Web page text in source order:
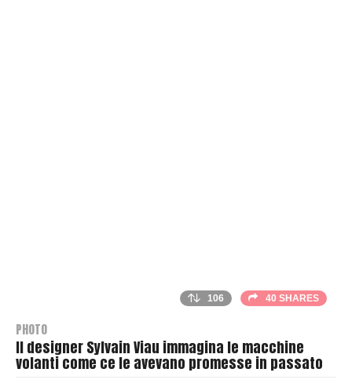
106 40 SHARES
PHOTO
Il designer Sylvain Viau immagina le macchine
volanti come ce le avevano promesse in passato